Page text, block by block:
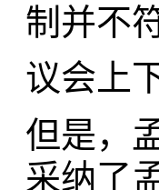
制并不
议会上
但是，
采纳了